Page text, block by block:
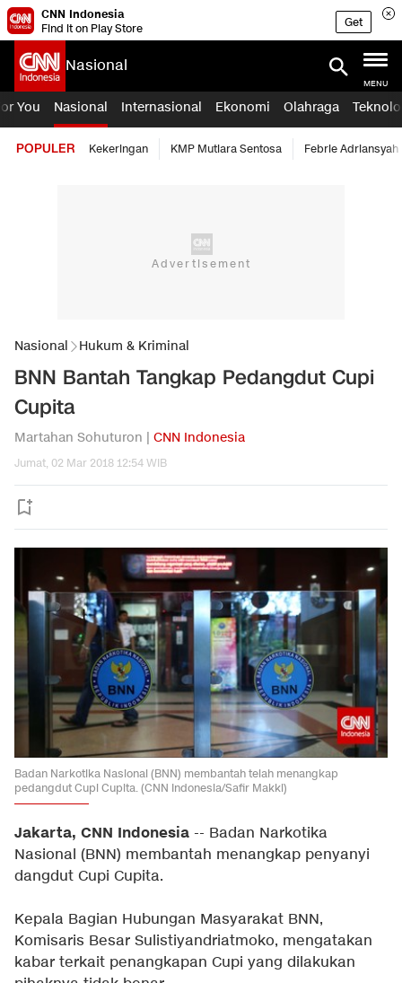
CNN Indonesia
Find it on Play Store
Get
Nasional
MENU
You Nasional Internasional Ekonomi Olahraga
POPULER Kekeringan KMP Mutiara Sentosa Febrie Adriansyah
Nasional Hukum & Kriminal
BNN Bantah Tangkap Pedangdut Cupi
Cupita
Martahan Sohuturon | CNN Indonesia
Jumat, 02 Mar 2018 12:54 WIB
Badan Narkotika Nasional (BNN) membantah telah menangkap
pedangdut Cupi Cupita. (CNN Indonesia/Safir Makki)
Jakarta, CNN Indonesia -- Badan Narkotika
Nasional (BNN) membantah menangkap penyanyi
dangdut Cupi Cupita.
Kepala Bagian Hubungan Masyarakat BNN,
Komisaris Besar Sulistiyandriatmoko, mengatakan
kabar terkait penangkapan Cupi yang dilakukan